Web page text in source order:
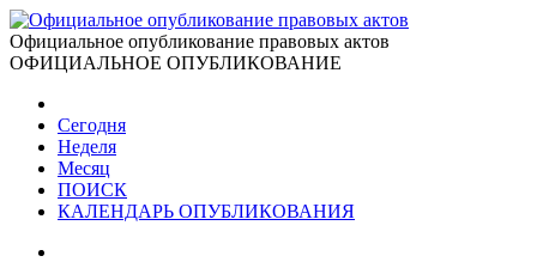
Официальное опубликование правовых актов
ОФИЦИАЛЬНОЕ ОПУБЛИКОВАНИЕ
Сегодня
Неделя
Месяц
ПОИСК
КАЛЕНДАРЬ ОПУБЛИКОВАНИЯ